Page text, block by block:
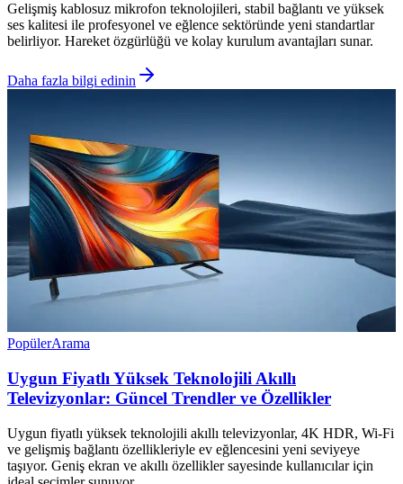
Gelişmiş kablosuz mikrofon teknolojileri, stabil bağlantı ve yüksek
ses kalitesi ile profesyonel ve eğlence sektöründe yeni standartlar
belirliyor. Hareket özgürlüğü ve kolay kurulum avantajları sunar.
Daha fazla bilgi edinin
PopülerArama
Uygun Fiyatlı Yüksek Teknolojili Akıllı
Televizyonlar: Güncel Trendler ve Özellikler
Uygun fiyatlı yüksek teknolojili akıllı televizyonlar, 4K HDR, Wi-Fi
ve gelişmiş bağlantı özellikleriyle ev eğlencesini yeni seviyeye
taşıyor. Geniş ekran ve akıllı özellikler sayesinde kullanıcılar için